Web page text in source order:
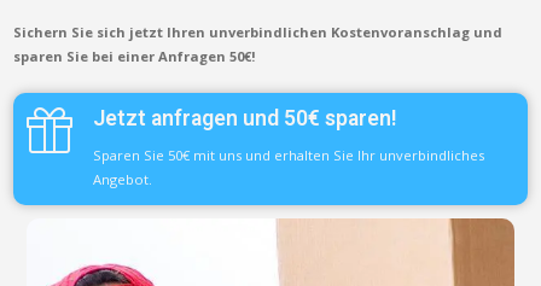
Sichern Sie sich jetzt Ihren unverbindlichen Kostenvoranschlag und
sparen Sie bei einer Anfragen 50€!
Jetzt anfragen und 50€ sparen!
Sparen Sie 50€ mit uns und erhalten Sie Ihr unverbindliches
Angebot.